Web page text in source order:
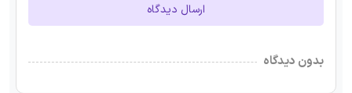
ارسال دیدگاه
بدون دیدگاه